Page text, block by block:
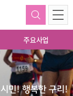
주요사업
민! 행복한 구리!